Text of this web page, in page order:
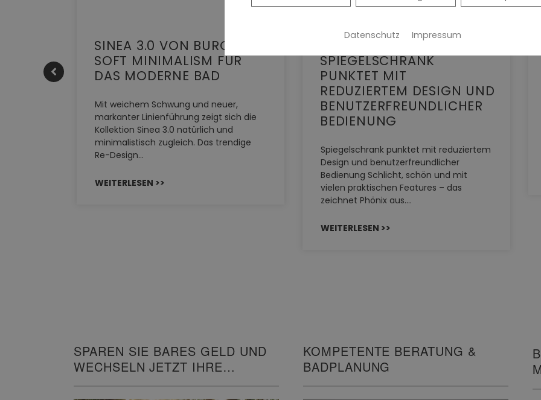
SINEA 3.0 VON BURGBAD:
SOFT MINIMALISM FÜR
DAS MODERNE BAD
Mit weichem Schwung und neuer,
markanter Linienführung zeigt sich die
Kollektion Sinea 3.0 natürlich und
minimalistisch zugleich. Das trendige
Re-Design…
WEITERLESEN >>
KEUCO PHÖNIX –
SPIEGELSCHRANK
PUNKTET MIT
REDUZIERTEM DESIGN UND
BENUTZERFREUNDLICHER
BEDIENUNG
Spiegelschrank punktet mit reduziertem
Design und benutzerfreundlicher
Bedienung Schlicht, schön und mit
vielen praktischen Features – das
zeichnet Phönix aus.…
WEITERLESEN >>
SPAREN SIE BARES GELD UND
WECHSELN JETZT IHRE
KOMPETENTE BERATUNG &
BADPLANUNG
Datenschutz Impressum